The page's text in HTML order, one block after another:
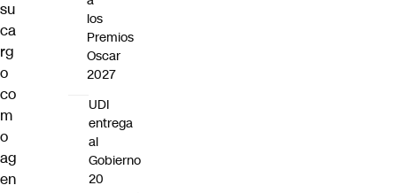
su
ca
rg
o
co
m
o
ag
en
los
Premios
Oscar
2027
UDI
entrega
al
Gobierno
20